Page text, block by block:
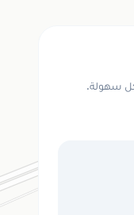
سهولة.